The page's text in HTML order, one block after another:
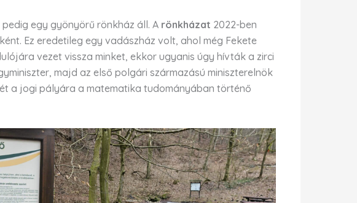
egy gyönyörű rönkház áll. A rönkházat 2022-ben
Ez eredetileg egy vadászház volt, ahol még Fekete
vezet vissza minket, ekkor ugyanis úgy hívták a zirci
majd az első polgári származású miniszterelnök
a jogi pályára a matematika tudományában történő